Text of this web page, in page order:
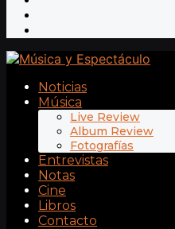
Noticias
Música
Live Review
Album Review
Fotografías
Entrevistas
Notas
Cine
Libros
Contacto